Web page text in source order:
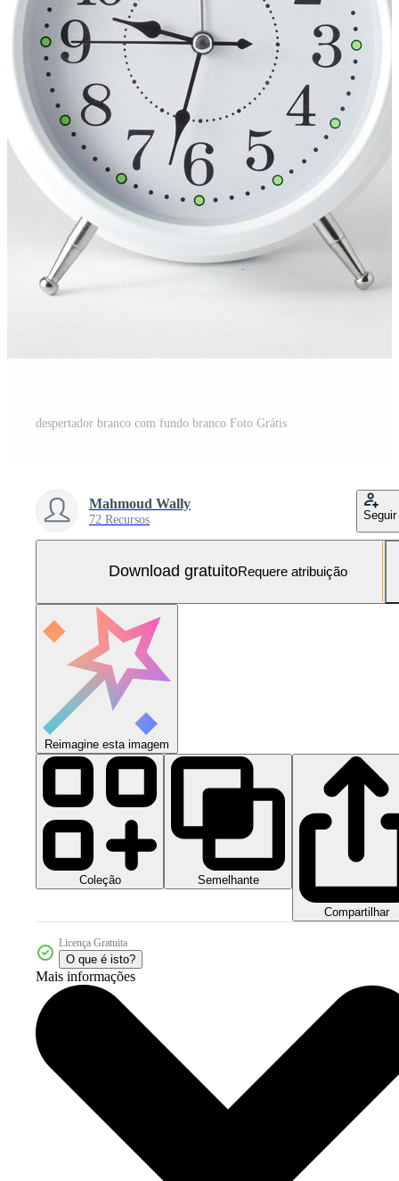
despertador branco com fundo branco Foto Grátis
Mahmoud Wally
72 Recursos Seguir
Download gratuitoRequere atribuição
Reimagine esta imagem
Coleção Semelhante
Compartilhar
Licença Gratuita
O que é isto?
Mais informações